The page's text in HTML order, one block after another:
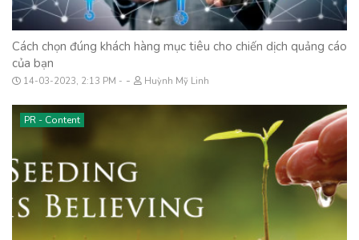
Cách chọn đúng khách hàng mục tiêu cho chiến dịch quảng cáo
của bạn
14-03-2023, 2:13 PM - Huỳnh Mỹ Linh
PR - Content